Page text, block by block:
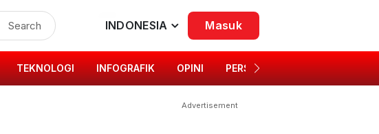
Search INDONESIA Masuk
TEKNOLOGI INFOGRAFIK OPINI PERSONA
Advertisement